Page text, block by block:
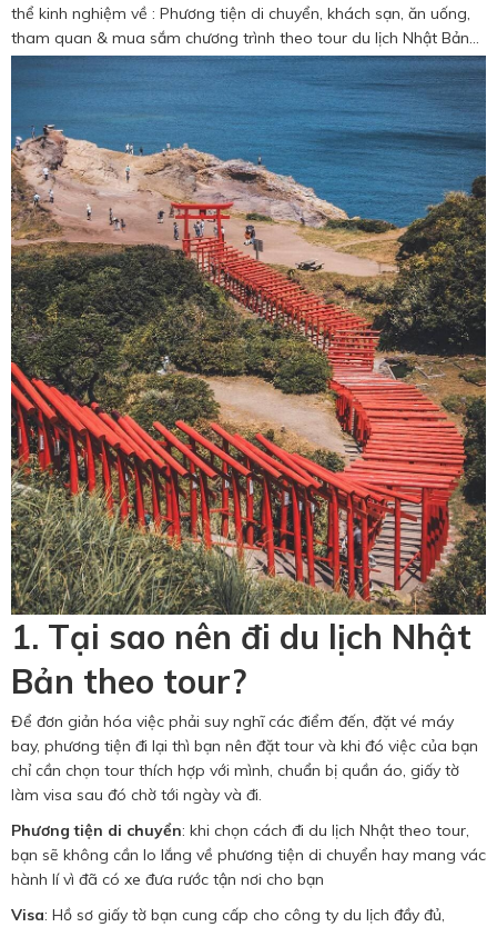
Hotline tư vấn dịch vụ
0784 849 849
thể kinh nghiệm về : Phương tiện di chuyển, khách sạn, ăn uống,
tham quan & mua sắm chương trình theo tour du lịch Nhật Bản…
1. Tại sao nên đi du lịch Nhật
Bản theo tour?
Để đơn giản hóa việc phải suy nghĩ các điểm đến, đặt vé máy
bay, phương tiện đi lại thì bạn nên đặt tour và khi đó việc của bạn
chỉ cần chọn tour thích hợp với mình, chuẩn bị quần áo, giấy tờ
làm visa sau đó chờ tới ngày và đi.
Phương tiện di chuyển: khi chọn cách đi du lịch Nhật theo tour,
bạn sẽ không cần lo lắng về phương tiện di chuyển hay mang vác
hành lí vì đã có xe đưa rước tận nơi cho bạn
Visa: Hồ sơ giấy tờ bạn cung cấp cho công ty du lịch đầy đủ,